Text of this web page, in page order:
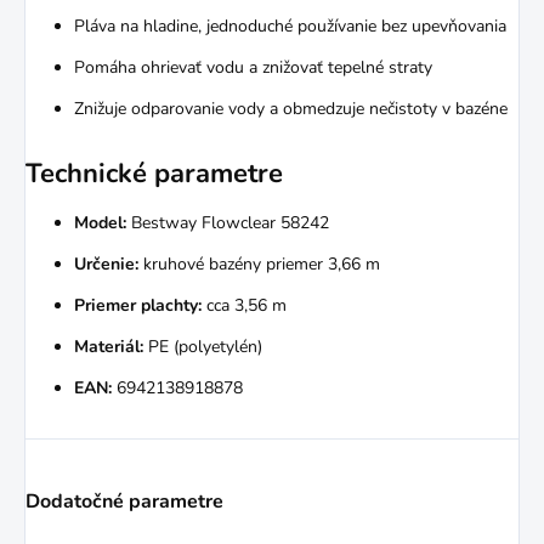
Pláva na hladine, jednoduché používanie bez upevňovania
Pomáha ohrievať vodu a znižovať tepelné straty
Znižuje odparovanie vody a obmedzuje nečistoty v bazéne
Technické parametre
Model: Bestway Flowclear 58242
Určenie: kruhové bazény priemer 3,66 m
Priemer plachty: cca 3,56 m
Materiál: PE (polyetylén)
EAN: 6942138918878
Dodatočné parametre